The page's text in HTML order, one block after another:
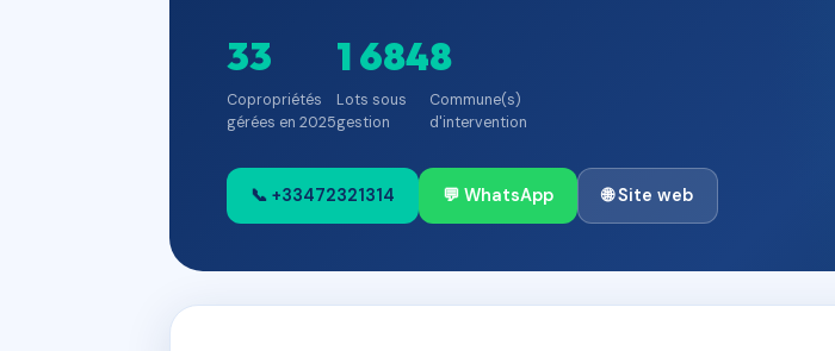
33
Copropriétés
gérées en 2025
1 684
Lots sous
gestion
8
Commune(s)
d'intervention
📞 +33472321314 💬 WhatsApp 🌐 Site web